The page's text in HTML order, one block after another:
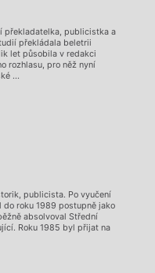
překladatelka, publicistka a
překládala beletrii
let působila v redakci
rozhlasu, pro něž nyní
...
publicista. Po vyučení
do roku 1989 postupně jako
absolvoval Střední
Roku 1985 byl přijat na